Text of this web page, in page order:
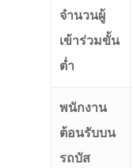
จำนวนผู้
เข้าร่วมขั้น
ต่ำ
พนักงาน
ต้อนรับบน
รถบัส